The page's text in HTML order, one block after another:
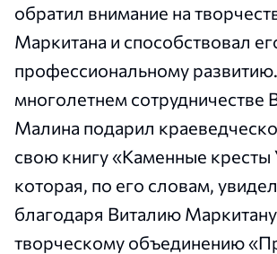
обратил внимание на
Маркитана и способствовал
профессиональному
многолетнем сотрудничестве
Малина подарил
свою книгу «Каменные кресты
которая, по его словам,
благодаря Виталию
творческому объединению